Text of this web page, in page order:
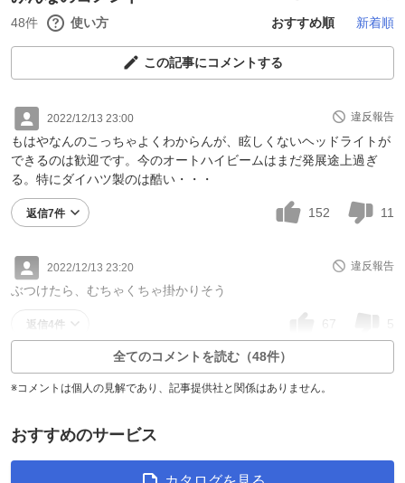
48件 使い方 おすすめ順 新着順
この記事にコメントする
2022/12/13 23:00 違反報告
もはやなんのこっちゃよくわからんが、眩しくないヘッドライトが
できるのは歓迎です。今のオートハイビームはまだ発展途上過ぎ
る。特にダイハツ製のは酷い・・・
返信7件 152 11
2022/12/13 23:20 違反報告
ぶつけたら、むちゃくちゃ掛かりそう
返信4件 67 5
全てのコメントを読む（48件）
※コメントは個人の見解であり、記事提供社と関係はありません。
おすすめのサービス